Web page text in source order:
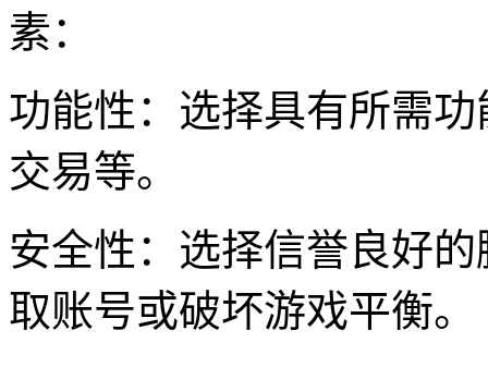
素：
功能性：选择具有所需
交易等。
安全性：选择信誉良好
取账号或破坏游戏平衡。